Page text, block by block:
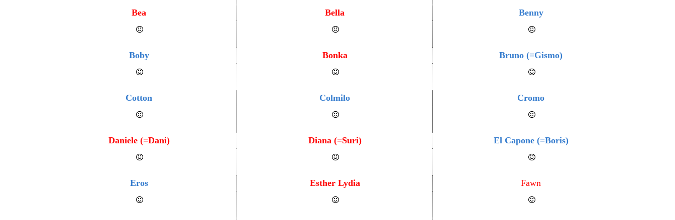
Bea Bella Benny
Boby Bonka Bruno (=Gismo)
Cotton Colmilo Cromo
Daniele (=Dani) Diana (=Suri) El Capone (=Boris)
Eros Esther Lydia Fawn